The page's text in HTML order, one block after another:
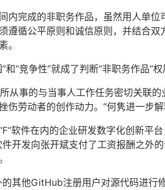
内完成的非职务作品，虽然用人单
遵循公平原则和诚信原则，并结合
。
“竞争性”就成了判断“非职务作品”权
从事的与当事人工作任务密切关联
劳动者的创作动力。”何隽进一步解
软件在内的企业研发数字化创新平
开发向张开斌支付了工资报酬之外
其他GitHub注册用户对源代码进行